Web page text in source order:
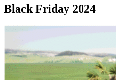
Black Friday 2024